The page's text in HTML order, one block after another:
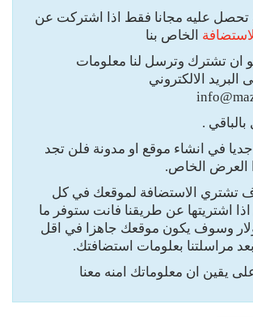
عليه مجانا فقط اذا اشتركت عن
الخاص بنا
ان تشترك وترسل لنا معلومات
البريد الالكتروني
.
جديا في انشاء موقع او مدونة فلن تجد
العرض الخاص.
تشتري الاستضافة لموقعك في كل
اذا اشتريتها عن طريقنا فانت ستوفر ما
200 دولار وسوف يكون موقعك جاهزا في اقل
يقين ان معلوماتك امنه معنا